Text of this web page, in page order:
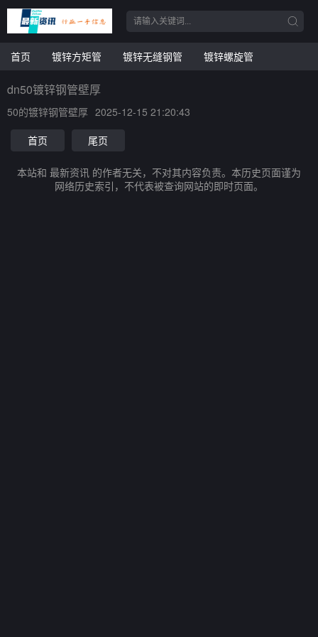
首页 镀锌方矩管 镀锌无缝钢管 镀锌螺旋管
dn50镀锌钢管壁厚
50的镀锌钢管壁厚 2025-12-15 21:20:43
首页
尾页
本站和 最新资讯 的作者无关，不对其内容负责。本历史页面谨为
网络历史索引，不代表被查询网站的即时页面。